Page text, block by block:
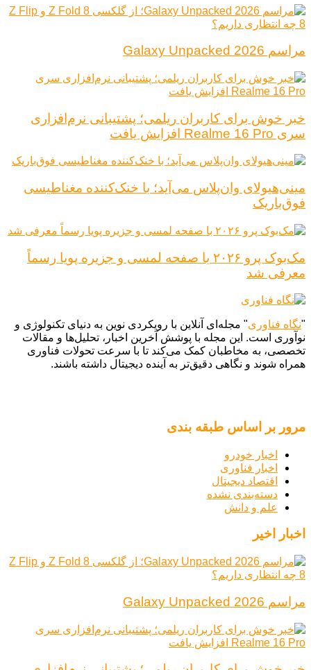
مراسم Galaxy Unpacked 2026
خبر خوش برای کاربران ریلمی؛ پشتیبانی نرم‌افزاری
سری Realme 16 Pro افزایش یافت
مینی‌هیولای وان‌پلاس می‌آید؛ با خنک‌کننده مغناطیسی
فوق‌باریک
مک‌بوک پرو ۲۰۲۶ با صفحه لمسی و جزیره پویا رسماً
معرفی شد
"نگاه فناوری" مجله‌ای آنلاین با رویکردی نوین به دنیای تکنولوژی و
نوآوری است. این مجله با پوشش آخرین اخبار، تحلیل‌ها و مقالات
تخصصی، به مخاطبان کمک می‌کند تا با سرعت تحولات فناوری
همراه شوند و نگاهی دقیق‌تر به آینده دیجیتال داشته باشند.
مرور بر اساس طبقه بندی
اخبار خودرو
اخبار فناوری
اقتصاد دیجیتال
دسته‌بندی نشده
علم و دانش
اخبار اخیر
مراسم Galaxy Unpacked 2026